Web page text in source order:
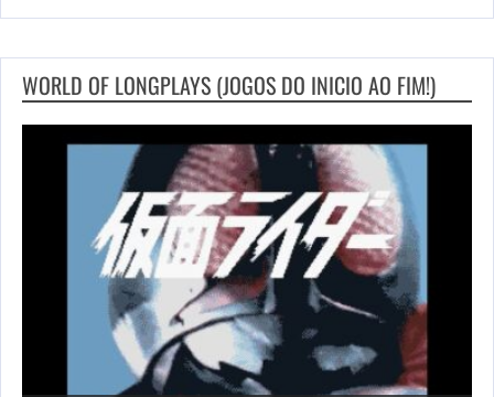
WORLD OF LONGPLAYS (JOGOS DO INICIO AO FIM!)